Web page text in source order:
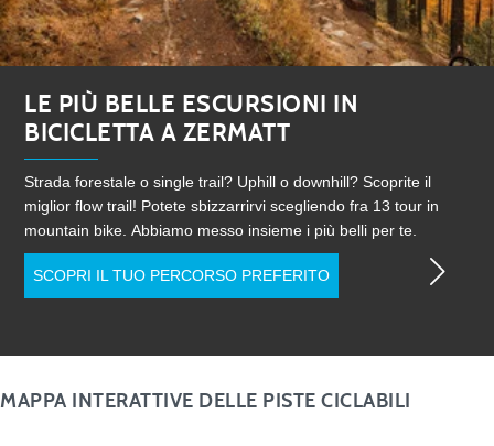
LE PIÙ BELLE ESCURSIONI IN
BICICLETTA A ZERMATT
Strada forestale o single trail? Uphill o downhill? Scoprite il
miglior flow trail! Potete sbizzarrirvi scegliendo fra 13 tour in
mountain bike. Abbiamo messo insieme i più belli per te.
SCOPRI IL TUO PERCORSO PREFERITO
MAPPA INTERATTIVE DELLE PISTE CICLABILI